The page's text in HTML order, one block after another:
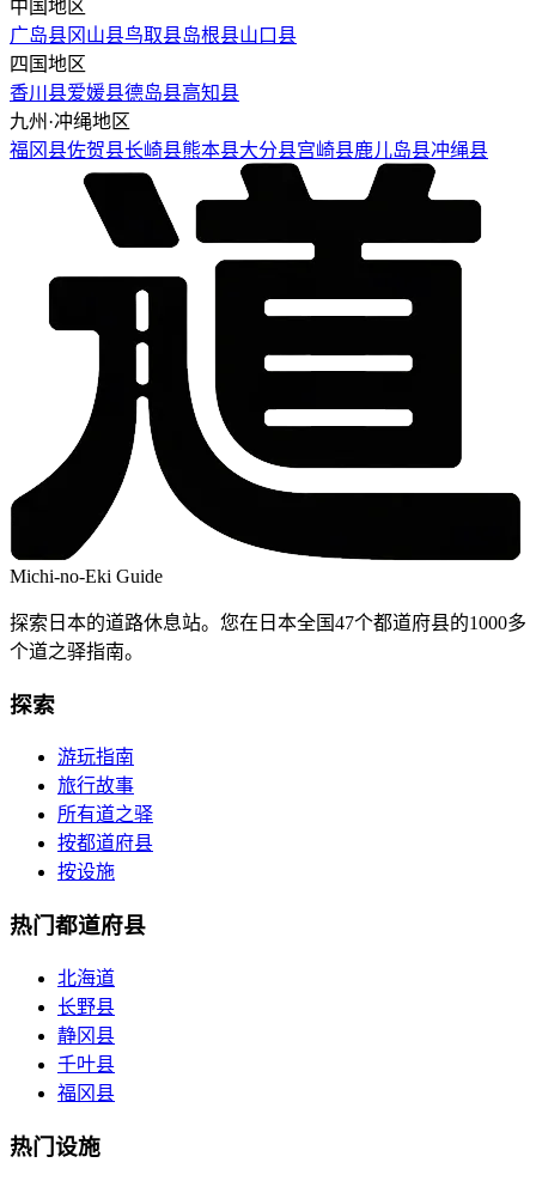
中国地区
广岛县冈山县鸟取县岛根县山口县
四国地区
香川县爱媛县德岛县高知县
九州·冲绳地区
福冈县佐贺县长崎县熊本县大分县宫崎县鹿儿岛县冲绳县
Michi-no-Eki Guide
探索日本的道路休息站。您在日本全国47个都道府县的1000多
个道之驿指南。
探索
游玩指南
旅行故事
所有道之驿
按都道府县
按设施
热门都道府县
北海道
长野县
静冈县
千叶县
福冈县
热门设施